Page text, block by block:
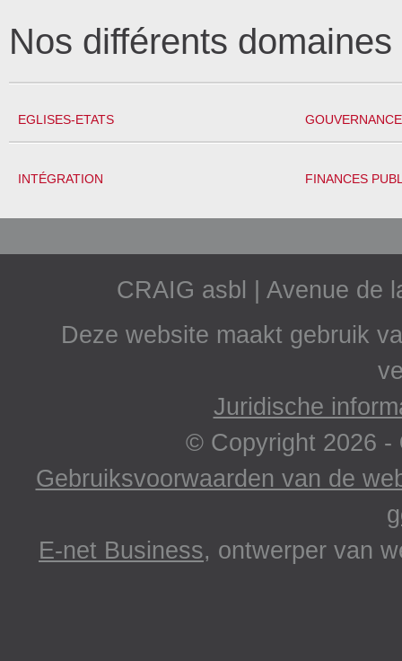
Nos différents
EGLISES-ETATS
INTÉGRATION FINANCES
CRAIG asbl | Avenue de
Deze website maakt gebruik
Juridische
© Copyright 2026 -
Gebruiksvoorwaarden van de
E-net Business, ontwerper van